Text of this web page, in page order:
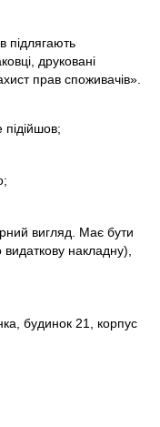
підлягають
друковані
прав споживачів».
підійшов;
вигляд. Має бути
накладну),
будинок 21, корпус